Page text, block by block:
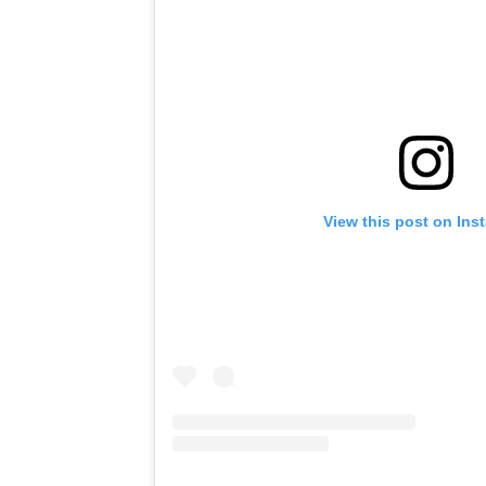
View this post on